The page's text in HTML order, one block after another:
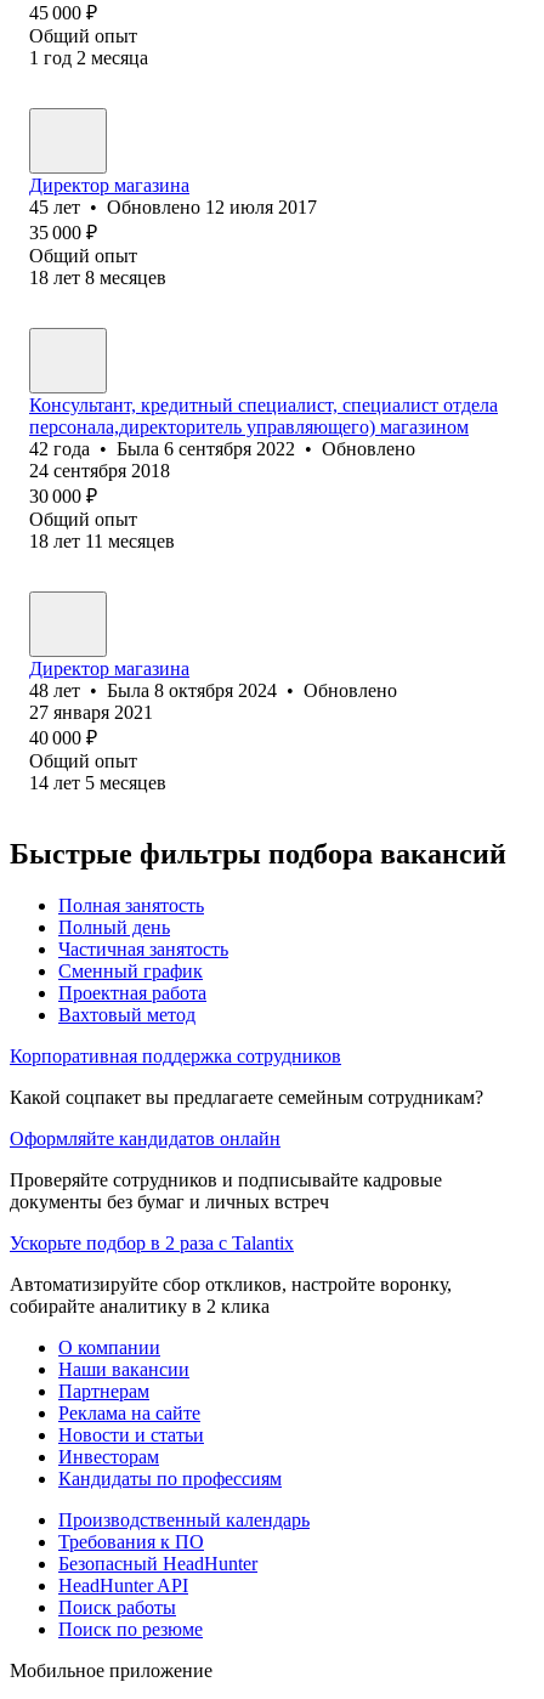
45 000 ₽
Общий опыт
1 год 2 месяца
Директор магазина
45 лет • Обновлено 12 июля 2017
35 000 ₽
Общий опыт
18 лет 8 месяцев
Консультант, кредитный специалист, специалист отдела
персонала,директоритель управляющего) магазином
42 года • Была 6 сентября 2022 • Обновлено
24 сентября 2018
30 000 ₽
Общий опыт
18 лет 11 месяцев
Директор магазина
48 лет • Была 8 октября 2024 • Обновлено
27 января 2021
40 000 ₽
Общий опыт
14 лет 5 месяцев
Быстрые фильтры подбора вакансий
Полная занятость
Полный день
Частичная занятость
Сменный график
Проектная работа
Вахтовый метод
Корпоративная поддержка сотрудников
Какой соцпакет вы предлагаете семейным сотрудникам?
Оформляйте кандидатов онлайн
Проверяйте сотрудников и подписывайте кадровые
документы без бумаг и личных встреч
Ускорьте подбор в 2 раза с Talantix
Автоматизируйте сбор откликов, настройте воронку,
собирайте аналитику в 2 клика
О компании
Наши вакансии
Партнерам
Реклама на сайте
Новости и статьи
Инвесторам
Кандидаты по профессиям
Производственный календарь
Требования к ПО
Безопасный HeadHunter
HeadHunter API
Поиск работы
Поиск по резюме
Мобильное приложение